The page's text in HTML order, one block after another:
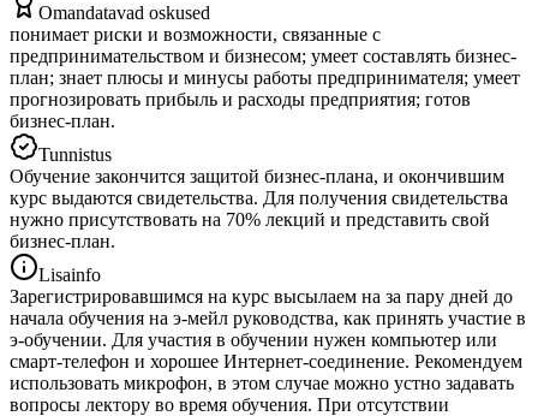
Omandatavad oskused
понимает риски и возможности, связанные с
предпринимательством и бизнесом; умеет составлять бизнес-
план; знает плюсы и минусы работы предпринимателя; умеет
прогнозировать прибыль и расходы предприятия; готов
бизнес-план.
Tunnistus
Обучение закончится защитой бизнес-плана, и окончившим
курс выдаются свидетельства. Для получения свидетельства
нужно присутствовать на 70% лекций и представить свой
бизнес-план.
Lisainfo
Зарегистрировавшимся на курс высылаем на за пару дней до
начала обучения на э-мейл руководства, как принять участие в
э-обучении. Для участия в обучении нужен компьютер или
смарт-телефон и хорошее Интернет-соединение. Рекомендуем
использовать микрофон, в этом случае можно устно задавать
вопросы лектору во время обучения. При отсутствии